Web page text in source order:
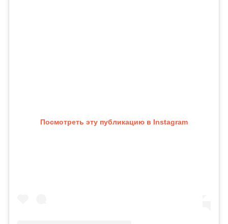
Посмотреть эту публикацию в Instagram